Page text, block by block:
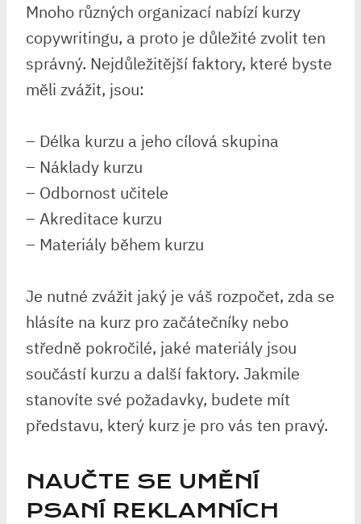
Mnoho různých organizací nabízí kurzy
copywritingu, a proto je důležité zvolit ten
správný. Nejdůležitější faktory, které byste
měli zvážit, jsou:
– Délka kurzu a jeho cílová skupina
– Náklady kurzu
– Odbornost učitele
– Akreditace kurzu
– Materiály během kurzu
Je nutné zvážit jaký je váš rozpočet, zda se
hlásíte na kurz pro začátečníky nebo
středně pokročilé, jaké materiály jsou
součástí kurzu a další faktory. Jakmile
stanovíte své požadavky, budete mít
představu, který kurz je pro vás ten pravý.
NAUČTE SE UMĚNÍ
PSANÍ REKLAMNÍCH